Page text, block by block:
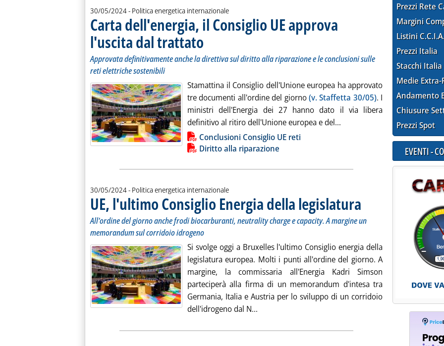
30/05/2024- Politica energetica internazionale
Carta dell'energia, il Consiglio UE approva
l'uscita dal trattato . Sottotitolo: Approvata definitivamente anche la direttiva sul diritto alla riparazione e le conclusioni
. Pubblicata giovedì 30 maggio 2024 alle 14.3.
Approvata definitivamente anche la direttiva sul diritto alla riparazione e le conclusioni sulle
reti elettriche sostenibili
Stamattina il Consiglio dell'Unione europea ha approvato
tre documenti all'ordine del giorno(v. Staffetta 30/05). I
ministri dell'Energia dei 27 hanno dato il via libera
definitivo al ritiro dell'Unione europea e del... Leggi tutta la notizia:
Lista allegati PDF alla notiziaConclusioni Consiglio UE reti
Diritto alla riparazione
30/05/2024- Politica energetica internazionale
UE, l'ultimo Consiglio Energia della legislatura
All'ordine del giorno anche frodi biocarburanti, neutrality charge e capacity. A margine un
memorandum sul corridoio idrogeno
Si svolge oggi a Bruxelles l'ultimo Consiglio energia della
legislatura europea. Molti i punti all'ordine del giorno. A
margine, la commissaria all'Energia Kadri Simson
parteciperà alla firma di un memorandum d'intesa tra
Germania, Italia e Austria per lo sviluppo di un corridoio
dell'idrogeno dal N...
Prezzi Rete
Margini
Listini
Prezzi Italia
Stacchi Italia
Medie Extra-
Andamento
Chiusure
Prezzi Spot
EVENTI -